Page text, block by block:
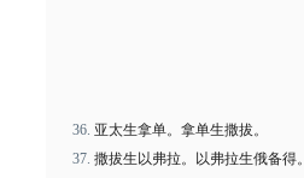
亚太生拿单。拿单生撒拔。
撒拔生以弗拉。以弗拉生俄备得。